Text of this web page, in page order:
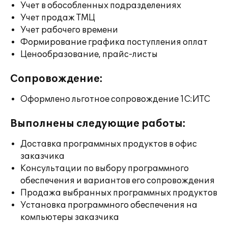
Учет в обособленных подразделениях
Учет продаж ТМЦ
Учет рабочего времени
Формирование графика поступления оплат
Ценообразование, прайс-листы
Сопровождение:
Оформлено льготное сопровождение 1С:ИТС
Выполнены следующие работы:
Доставка программных продуктов в офис
заказчика
Консультации по выбору программного
обеспечения и вариантов его сопровождения
Продажа выбранных программных продуктов
Установка программного обеспечения на
компьютеры заказчика